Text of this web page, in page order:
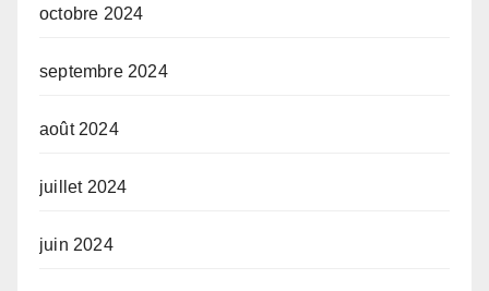
octobre 2024
septembre 2024
août 2024
juillet 2024
juin 2024